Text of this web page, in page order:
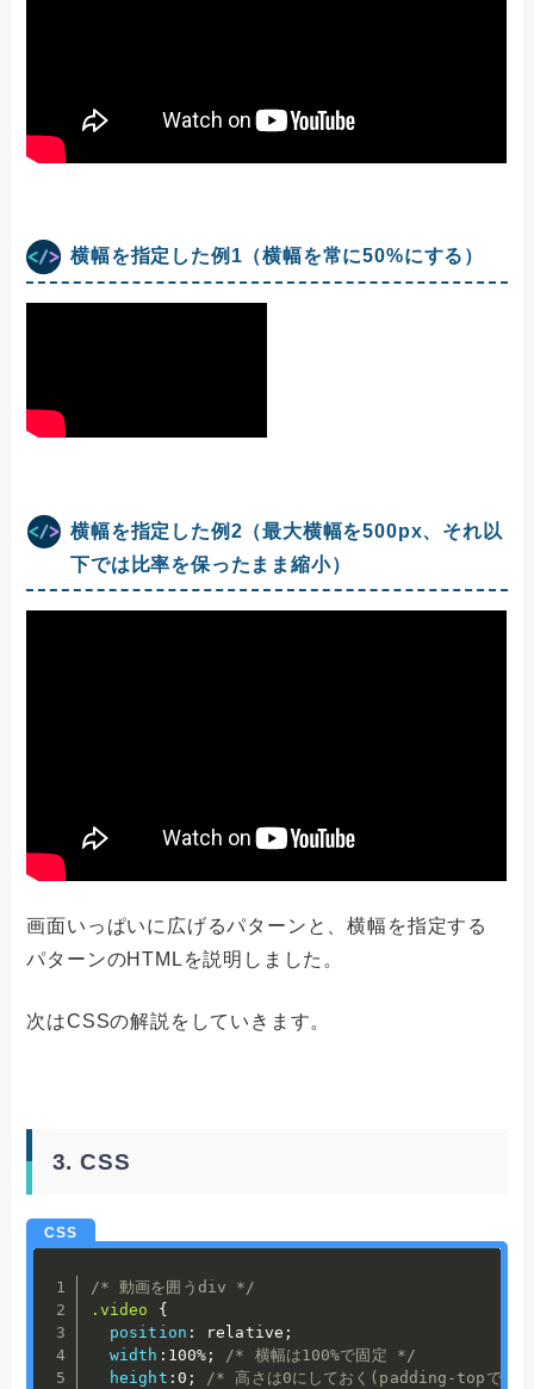
横幅を指定した例1（横幅を常に50%にする）
横幅を指定した例2（最大横幅を500px、それ以
下では比率を保ったまま縮小）
画面いっぱいに広げるパターンと、横幅を指定する
パターンのHTMLを説明しました。
次はCSSの解説をしていきます。
3. CSS
/* 動画を囲うdiv */
.video
{
position : relative ;
width : 100% ;
/* 横幅は100%で固定 */
height : 0 ;
/* 高さは0にしておく(padding-topで高